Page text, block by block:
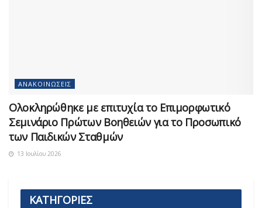
ΑΝΑΚΟΙΝΏΣΕΙΣ
Ολοκληρώθηκε με επιτυχία το Επιμορφωτικό
Σεμινάριο Πρώτων Βοηθειών για το Προσωπικό
των Παιδικών Σταθμών
13 Ιουλίου 2026
ΚΑΤΗΓΟΡΙΕΣ